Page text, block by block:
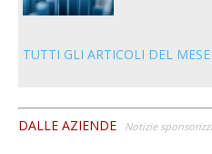
TUTTI GLI ARTICOLI DEL MESE
DALLE AZIENDE Notizie